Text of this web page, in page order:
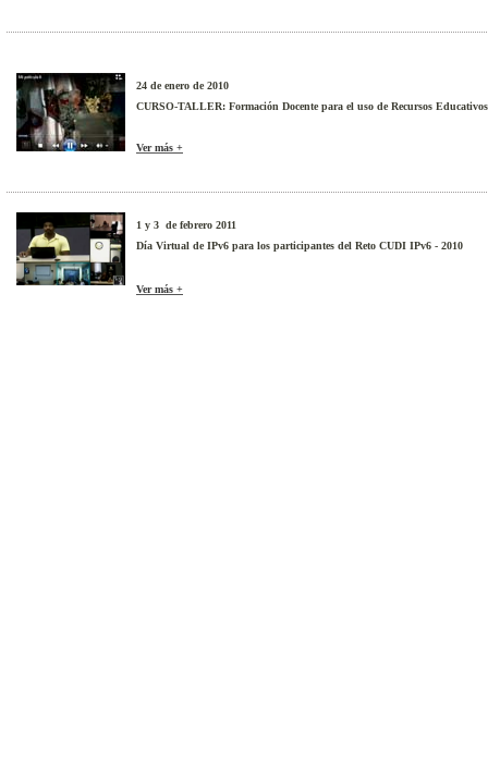
24 de enero de 2010
CURSO-TALLER: Formación Docente para el uso de Recursos
Ver más +
1 y 3 de febrero 2011
Día Virtual de IPv6 para los participantes del Reto CUDI IPv6 - 2010
Ver más +